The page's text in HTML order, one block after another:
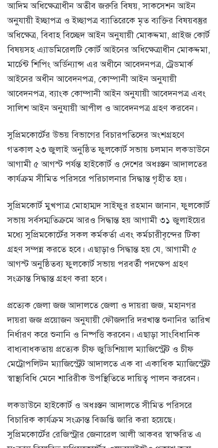
আদিম অধিক্ষেত্রাধীন অতীব জরুরি বিষয়, সাকসেশন আইন
অনুযায়ী ইচ্ছাপত্র ও ইচ্ছাপত্র ব্যাতিরেকে মৃত ব্যক্তির বিষয়বস্তুর
অধিক্ষেত্র, বিবাহ বিচ্ছেদ আইন অনুযায়ী মোকদ্দমা, প্রাইজ কোর্ট
বিষয়সহ এ্যাডমিরেলটি কোর্ট আইনের অধিক্ষেত্রাধীন মোকদ্দমা,
মার্চেন্ট শিপিং অর্ডিন্যান্স এর অধীনে আবেদনপত্র, ট্রেডমার্ক
আইনের অধীন আবেদনপত্র, কোম্পানী আইন অনুযায়ী
আবেদনপত্র, ব্যাংক কোম্পানী আইন অনুযায়ী আবেদনপত্র এবং
সালিশ আইন অনুযায়ী আপীল ও আবেদনপত্র গ্রহণ করবেন।
সুপ্রিমকোর্টের উভয় বিভাগের বিচারপতিদের অংশগ্রহণে
গতকাল ২৩ জুলাই অনুষ্ঠিত ফুলকোর্ট সভায় চলমান লকডাউনে
আগামী ৫ আগস্ট পর্যন্ত হাইকোর্ট ও দেশের অধঃস্তন আদালতের
কার্যক্রম সীমিত পরিসরে পরিচালনার সিদ্ধান্ত গৃহীত হয়।
সুপ্রিমকোর্ট মুখপাত্র মোহাম্মদ সাইফুর রহমান জানান, ফুলকোর্ট
সভায় সর্বসম্মতিক্রমে আরও সিদ্ধান্ত হয় আগামী ৩১ জুলাইয়ের
মধ্যে সুপ্রিমকোর্টের সকল কর্মকর্তা এবং কর্মচারীবৃন্দের টিকা
গ্রহণ সম্পন্ন করতে হবে। এছাড়াও সিদ্ধান্ত হয় যে, আগামী ৫
আগস্ট অনুষ্ঠিতব্য ফুলকোর্ট সভায় পরবর্তী পদক্ষেপ গ্রহণ
সংক্রান্ত সিদ্ধান্ত গ্রহণ করা হবে।
প্রত্যেক জেলা জজ আদালতে জেলা ও দায়রা জজ, মহানগর
দায়রা জজ প্রয়োজন অনুযায়ী ফৌজদারি দরখাস্ত শুনানির তারিখ
নির্ধারণ করে শুনানি ও নিষ্পত্তি করবেন। এছাড়া সাংবিধানিক
বাধ্যবাধকতায় প্রত্যেক চীফ জুডিশিয়াল ম্যাজিস্ট্রেট ও চীফ
মেট্রোপলিটন ম্যাজিস্ট্রেট আদালতে এক বা একাধিক ম্যাজিস্ট্রেট
স্বাস্থ্যবিধি মেনে শারিরীক উপস্থিতিতে দায়িত্ব পালন করবেন।
লকডাউনে হাইকোর্ট ও অধঃস্তন আদালতে সীমিত পরিসরে
বিচারিক কার্যক্রম সংক্রান্ত বিজ্ঞপ্তি জারি করা হয়েছে।
সুপ্রিমকোর্টের রেজিস্ট্রার জেনারেল আলী আকবর স্বাক্ষরিত এ